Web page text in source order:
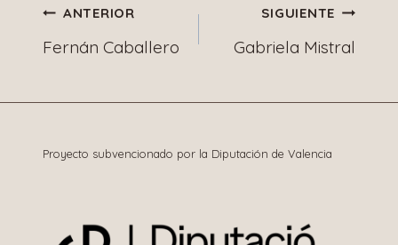
Navegación
de
entradas
ANTERIOR
Fernán Caballero
SIGUIENTE
Gabriela Mistral
Proyecto subvencionado por la Diputación de Valencia